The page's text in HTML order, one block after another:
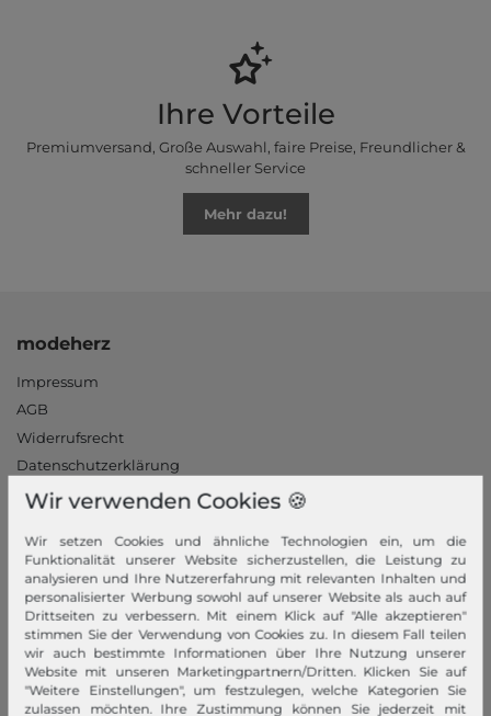
Ihre Vorteile
Premiumversand, Große Auswahl, faire Preise, Freundlicher &
schneller Service
Mehr dazu!
modeherz
Impressum
AGB
Widerrufsrecht
Datenschutzerklärung
Datenschutzeinstellungen
Jobs
Unsere Stores
Mein Konto
Login
Neukunde?
Wir verwenden Cookies 🍪
Wir setzen Cookies und ähnliche Technologien ein, um die
Funktionalität unserer Website sicherzustellen, die Leistung zu
analysieren und Ihre Nutzererfahrung mit relevanten Inhalten und
personalisierter Werbung sowohl auf unserer Website als auch auf
Drittseiten zu verbessern. Mit einem Klick auf "Alle akzeptieren"
stimmen Sie der Verwendung von Cookies zu. In diesem Fall teilen
wir auch bestimmte Informationen über Ihre Nutzung unserer
Website mit unseren Marketingpartnern/Dritten. Klicken Sie auf
"Weitere Einstellungen", um festzulegen, welche Kategorien Sie
zulassen möchten. Ihre Zustimmung können Sie jederzeit mit